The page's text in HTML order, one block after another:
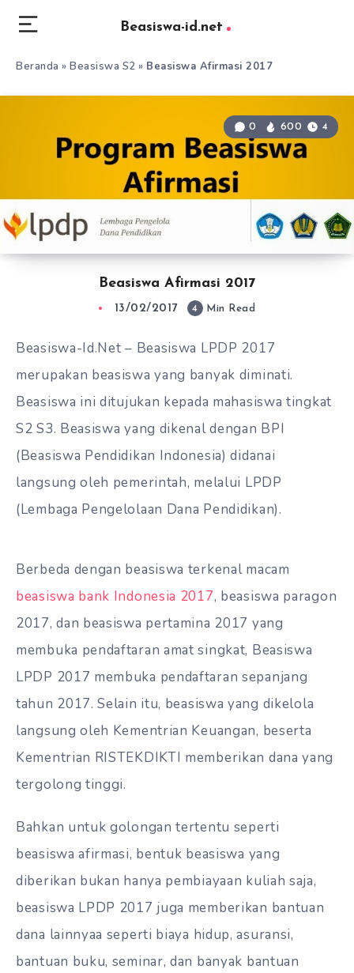
Beasiswa-id.net
Beranda » Beasiswa S2 » Beasiswa Afirmasi 2017
Beasiswa Afirmasi 2017
0 600 4
13/02/2017 4 Min Read
Beasiswa-Id.Net – Beasiswa LPDP 2017
merupakan beasiswa yang banyak diminati.
Beasiswa ini ditujukan kepada mahasiswa tingkat
S2 S3. Beasiswa yang dikenal dengan BPI
(Beasiswa Pendidikan Indonesia) didanai
langsung oleh pemerintah, melalui LPDP
(Lembaga Pengelolaan Dana Pendidikan).
Berbeda dengan beasiswa terkenal macam
beasiswa bank Indonesia 2017, beasiswa paragon
2017, dan beasiswa pertamina 2017 yang
membuka pendaftaran amat singkat, Beasiswa
LPDP 2017 membuka pendaftaran sepanjang
tahun 2017. Selain itu, beasiswa yang dikelola
langsung oleh Kementrian Keuangan, beserta
Kementrian RISTEKDIKTI memberikan dana yang
tergolong tinggi.
Bahkan untuk golongan tertentu seperti
beasiswa afirmasi, bentuk beasiswa yang
diberikan bukan hanya pembiayaan kuliah saja,
beasiswa LPDP 2017 juga memberikan bantuan
dana lainnyaa seperti biaya hidup, asuransi,
bantuan buku, seminar, dan banyak bantuan